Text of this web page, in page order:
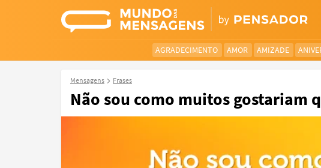
AGRADECIMENTO AMOR AMIZADE
Mensagens Frases
Não sou como muitos gostariam